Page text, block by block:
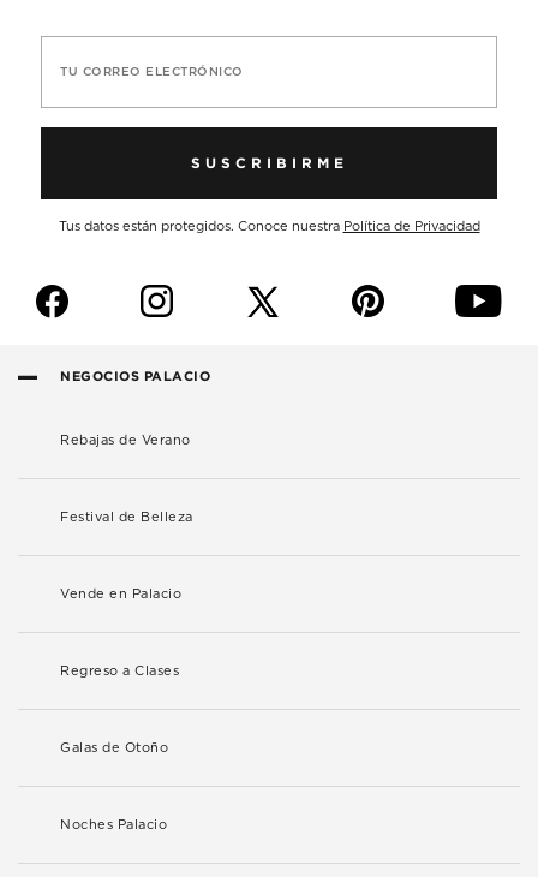
TU CORREO ELECTRÓNICO
SUSCRIBIRME
Tus datos están protegidos. Conoce nuestra Política de Privacidad
f i p y
NEGOCIOS PALACIO
Rebajas de Verano
Festival de Belleza
Vende en Palacio
Regreso a Clases
Galas de Otoño
Noches Palacio